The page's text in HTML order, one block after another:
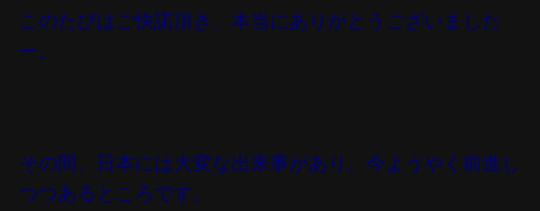
このたびはご快諾頂き、本当にありがとうございました
ー。
その間、日本には大変な出来事があり、 今ようやく前進し
つつあるところです。